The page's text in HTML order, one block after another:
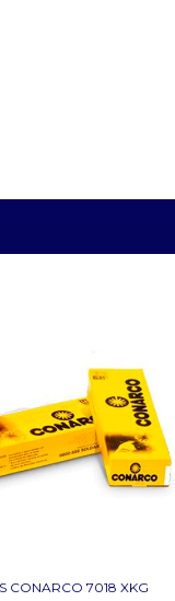
CONARCO 7018 XKG